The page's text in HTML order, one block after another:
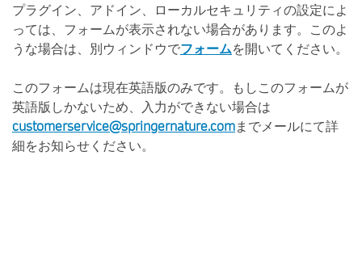
プラグイン、アドイン、ローカルセキュリティの設定によ
っては、フォームが表示されない場合があります。このよ
うな場合は、別ウィンドウでフォームを開いてください。
このフォームは現在英語版のみです。もしこのフォームが
英語版しかないため、入力ができない場合は
customerservice@springernature.comまでメールにて詳
細をお知らせください。